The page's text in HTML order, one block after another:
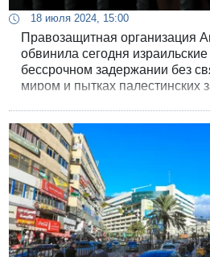
18 июля 2024, 15:00
Правозащитная организация
обвинила сегодня
бессрочном задержании без
миром и пытках палестинских
суда и предъявления